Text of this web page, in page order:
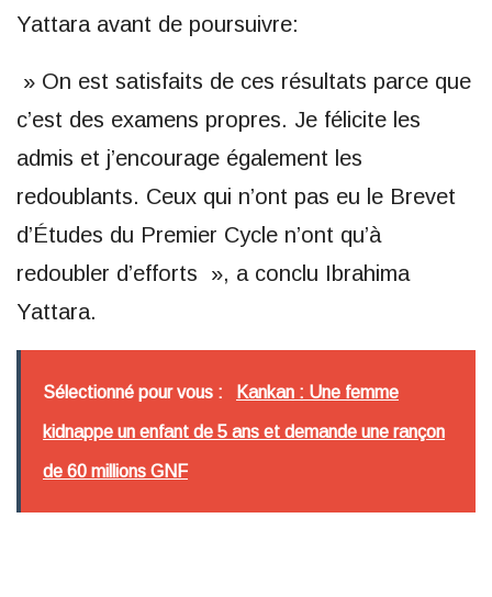
Yattara avant de poursuivre:
» On est satisfaits de ces résultats parce que
c’est des examens propres. Je félicite les
admis et j’encourage également les
redoublants. Ceux qui n’ont pas eu le Brevet
d’Études du Premier Cycle n’ont qu’à
redoubler d’efforts », a conclu Ibrahima
Yattara.
Sélectionné pour vous : Kankan : Une femme
kidnappe un enfant de 5 ans et demande une rançon
de 60 millions GNF